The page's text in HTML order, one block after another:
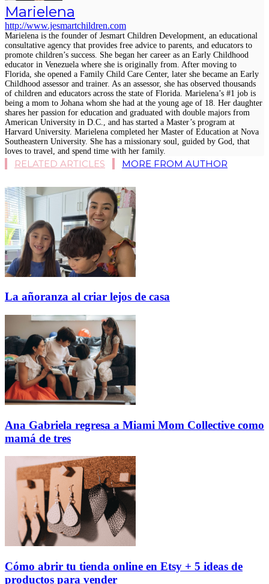
Marielena
http://www.jesmartchildren.com
Marielena is the founder of Jesmart Children Development, an educational
consultative agency that provides free advice to parents, and educators to
promote children’s success. She began her career as an Early Childhood
educator in Venezuela where she is originally from. After moving to
Florida, she opened a Family Child Care Center, later she became an Early
Childhood assessor and trainer. As an assessor, she has observed thousands
of children and educators across the state of Florida. Marielena’s #1 job is
being a mom to Johana whom she had at the young age of 18. Her daughter
shares her passion for education and graduated with double majors from
American University in D.C., and has started a Master’s program at
Harvard University. Marielena completed her Master of Education at Nova
Southeastern University. She has a missionary soul, guided by God, that
loves to travel, and spend time with her family.
RELATED ARTICLES MORE FROM AUTHOR
La añoranza al criar lejos de casa
Ana Gabriela regresa a Miami Mom Collective como
mamá de tres
Cómo abrir tu tienda online en Etsy + 5 ideas de
productos para vender